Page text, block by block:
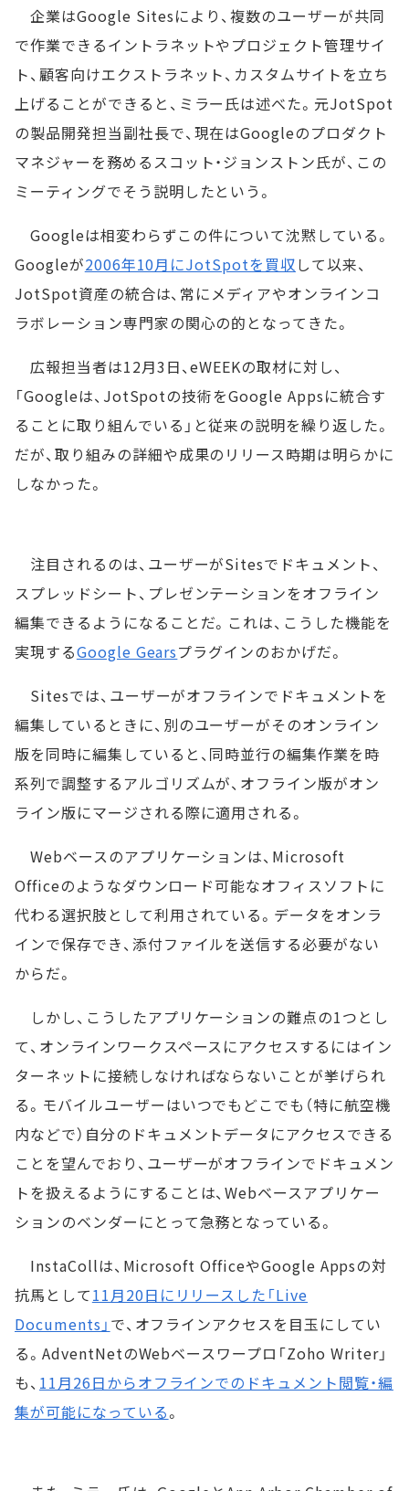
企業はGoogle Sitesにより、複数のユーザーが共同
で作業できるイントラネットやプロジェクト管理サイ
ト、顧客向けエクストラネット、カスタムサイトを立ち
上げることができると、ミラー氏は述べた。元JotSpot
の製品開発担当副社長で、現在はGoogleのプロダクト
マネジャーを務めるスコット・ジョンストン氏が、この
ミーティングでそう説明したという。
Googleは相変わらずこの件について沈黙している。
Googleが2006年10月にJotSpotを買収して以来、
JotSpot資産の統合は、常にメディアやオンラインコ
ラボレーション専門家の関心の的となってきた。
広報担当者は12月3日、eWEEKの取材に対し、
「Googleは、JotSpotの技術をGoogle Appsに統合す
ることに取り組んでいる」と従来の説明を繰り返した。
だが、取り組みの詳細や成果のリリース時期は明らかに
しなかった。
注目されるのは、ユーザーがSitesでドキュメント、
スプレッドシート、プレゼンテーションをオフライン
編集できるようになることだ。これは、こうした機能を
実現するGoogle Gearsプラグインのおかげだ。
Sitesでは、ユーザーがオフラインでドキュメントを
編集しているときに、別のユーザーがそのオンライン
版を同時に編集していると、同時並行の編集作業を時
系列で調整するアルゴリズムが、オフライン版がオン
ライン版にマージされる際に適用される。
Webベースのアプリケーションは、Microsoft
Officeのようなダウンロード可能なオフィスソフトに
代わる選択肢として利用されている。データをオンラ
インで保存でき、添付ファイルを送信する必要がない
からだ。
しかし、こうしたアプリケーションの難点の1つとし
て、オンラインワークスペースにアクセスするにはイン
ターネットに接続しなければならないことが挙げられ
る。モバイルユーザーはいつでもどこでも（特に航空機
内などで）自分のドキュメントデータにアクセスできる
ことを望んでおり、ユーザーがオフラインでドキュメン
トを扱えるようにすることは、Webベースアプリケー
ションのベンダーにとって急務となっている。
InstaCollは、Microsoft OfficeやGoogle Appsの対
抗馬として11月20日にリリースした「Live
Documents」 で、オフラインアクセスを目玉にしてい
る。AdventNetのWebベースワープロ「Zoho Writer」
も、 11月26日からオフラインでのドキュメント閲覧・編
集が可能になっている。